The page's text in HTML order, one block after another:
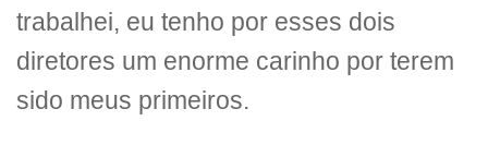
trabalhei, eu tenho por esses dois
diretores um enorme carinho por terem
sido meus primeiros.